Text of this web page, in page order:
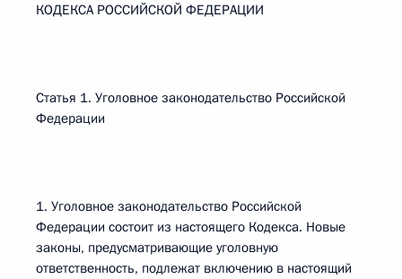
КОДЕКСА РОССИЙСКОЙ ФЕДЕРАЦИИ
Статья 1. Уголовное законодательство Российской
Федерации
1. Уголовное законодательство Российской
Федерации состоит из настоящего Кодекса. Новые
законы, предусматривающие уголовную
ответственность, подлежат включению в настоящий